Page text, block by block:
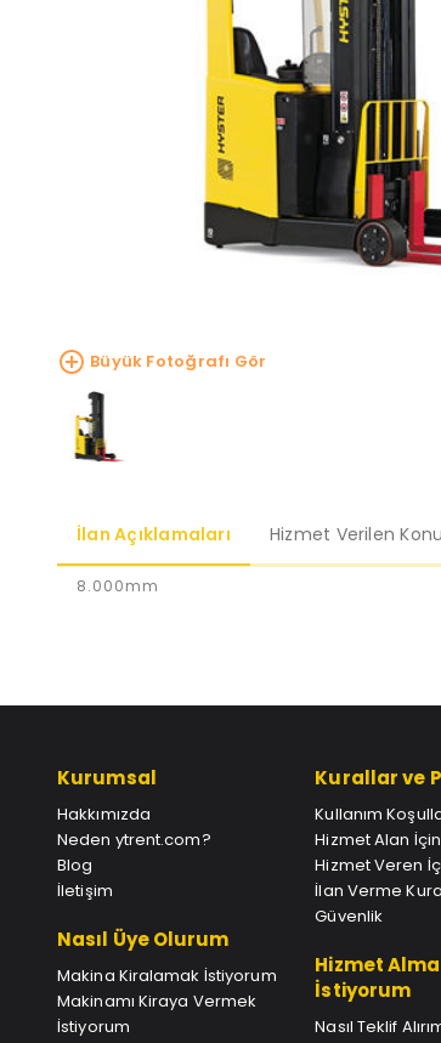
Büyük Fotoğrafı Gör
İlan Açıklamaları Hizmet Verilen
8.000mm
Kurumsal
Hakkımızda
Neden ytrent.com?
Blog
İletişim
Nasıl Üye Olurum
Makina Kiralamak İstiyorum
Makinamı Kiraya Vermek
İstiyorum
Kurallar ve
Kullanım
Hizmet Alan
Hizmet Veren
İlan Verme
Güvenlik
Hizmet
İstiyorum
Nasıl Teklif